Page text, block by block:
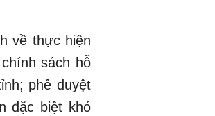
về thực hiện
sách hỗ
phê duyệt
đặc biệt khó